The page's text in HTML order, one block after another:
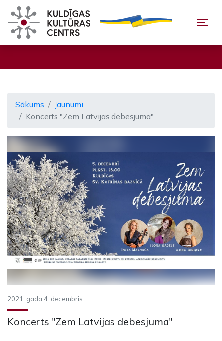
Sākums
Jaunumi
Koncerts "Zem Latvijas debesjuma"
2021. gada 4. decembris
Koncerts "Zem Latvijas debesjuma"